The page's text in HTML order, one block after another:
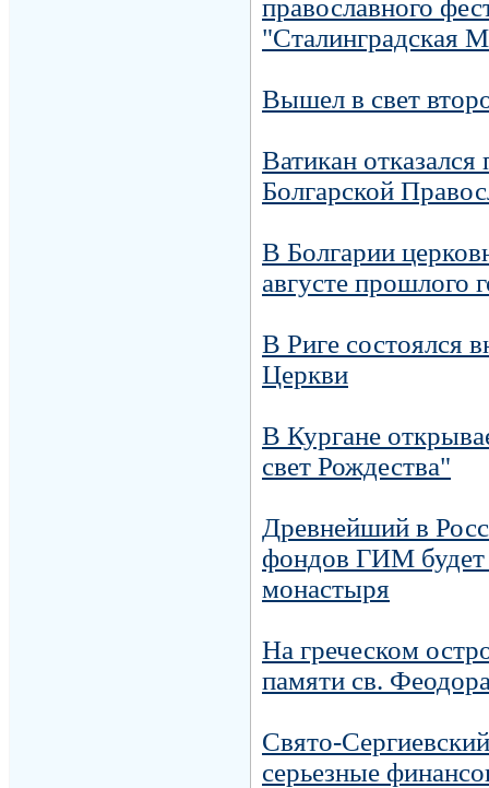
православного
"Сталинградская
Вышел в свет
Ватикан
Болгарской
В Болгарии
августе прошлого
В Риге состоялся
Церкви
В Кургане
свет Рождества"
Древнейший в
фондов ГИМ будет
монастыря
На греческом
памяти св.
Свято-
серьезные